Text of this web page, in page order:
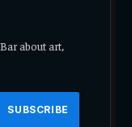
about art,